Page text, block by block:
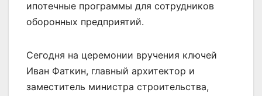
ипотечные программы для сотрудников
оборонных предприятий.
Сегодня на церемонии вручения ключей
Иван Фаткин, главный архитектор и
заместитель министра строительства,